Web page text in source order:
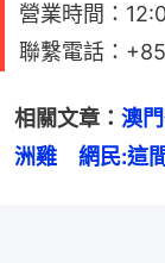
營業時間：
聯繫電話：
相關文章： 澳
洲雞　網民:這